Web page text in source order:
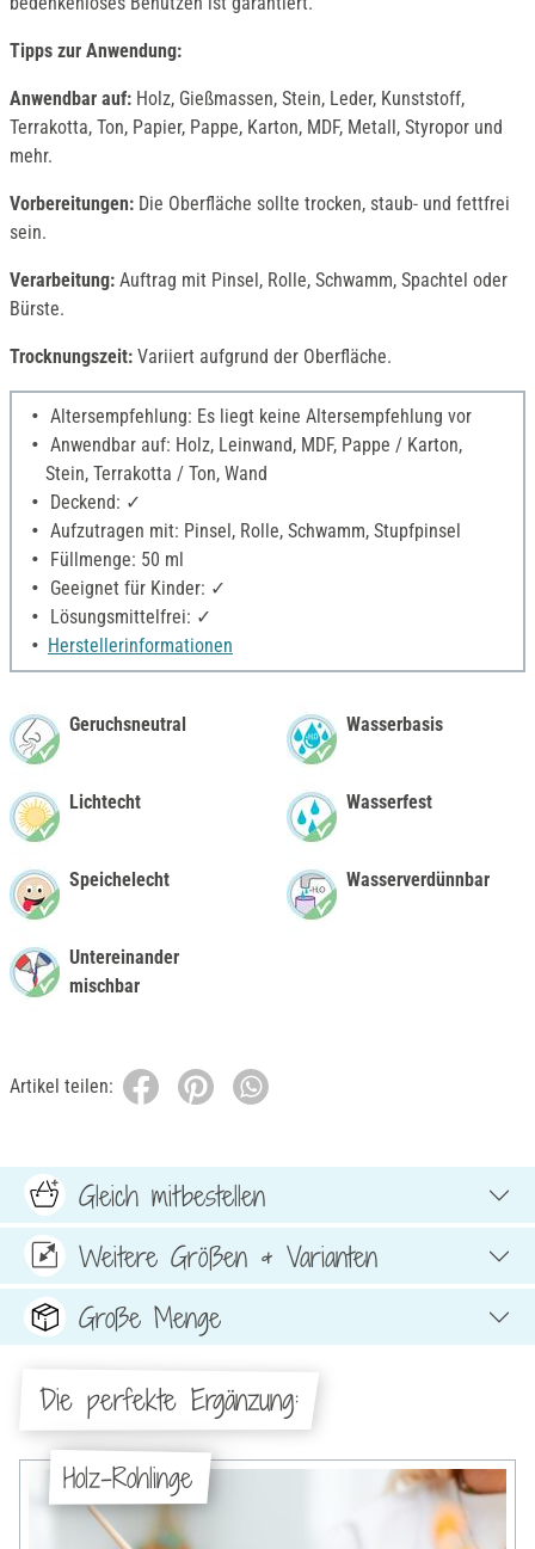
Tipps zur Anwendung:
Anwendbar auf: Holz, Gießmassen, Stein, Leder, Kunststoff,
Terrakotta, Ton, Papier, Pappe, Karton, MDF, Metall, Styropor und
mehr.
Vorbereitungen: Die Oberfläche sollte trocken, staub- und fettfrei
sein.
Verarbeitung: Auftrag mit Pinsel, Rolle, Schwamm, Spachtel oder
Bürste.
Trocknungszeit: Variiert aufgrund der Oberfläche.
Altersempfehlung: Es liegt keine Altersempfehlung vor
Anwendbar auf: Holz, Leinwand, MDF, Pappe / Karton,
Stein, Terrakotta / Ton, Wand
Deckend: ✓
Aufzutragen mit: Pinsel, Rolle, Schwamm, Stupfpinsel
Füllmenge: 50 ml
Geeignet für Kinder: ✓
Lösungsmittelfrei: ✓
Herstellerinformationen
Geruchsneutral
Lichtecht
Speichelecht
Untereinander
mischbar
Wasserbasis
Wasserfest
Wasserverdünnbar
Artikel teilen:
Gleich mitbestellen
Weitere Größen & Varianten
Große Menge
Die perfekte Ergänzung:
Holz-Rohlinge